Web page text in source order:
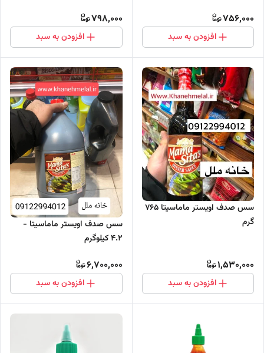
756,000
افزودن به سبد
798,000
افزودن به سبد
سس صدف اویستر ماماسیتا 765
گرم
1,530,000
افزودن به سبد
سس صدف اویستر ماماسیتا -
4.2 کیلوگرم
6,700,000
افزودن به سبد